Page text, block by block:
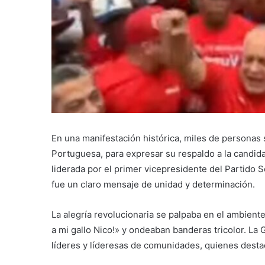
En una manifestación histórica, miles de
Portuguesa, para expresar su respaldo a la
liderada por el primer vicepresidente del Partido
fue un claro mensaje de unidad y determinación.
La alegría revolucionaria se palpaba en el
a mi gallo Nico!» y ondeaban banderas tricolor. La
líderes y líderesas de comunidades, quienes